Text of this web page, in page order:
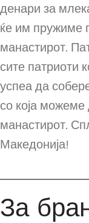
денари за
ќе им пружиме
манастирот.
сите патриоти
успеа да
со која
манастирот.
Македонија!
За